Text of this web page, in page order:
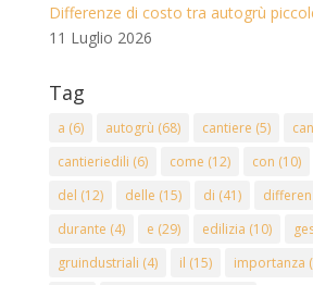
Differenze di costo tra autogrù
11 Luglio 2026
Tag
a (6) autogrù (68) cantiere (5)
cantieriedili (6) come (12) con (10)
del (12) delle (15) di (41)
durante (4) e (29) edilizia (10)
gruindustriali (4) il (15) importanza